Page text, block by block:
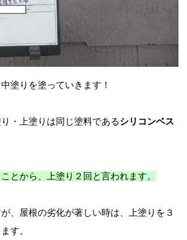
塗りを塗っていきます！
・上塗りは同じ塗料であるシリコンベス
とから、上塗り２回と言われます。
、屋根の劣化が著しい時は、上塗りを３
す。